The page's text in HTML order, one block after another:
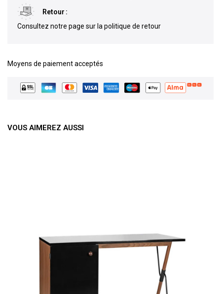
Retour
Consultez notre page sur la politique de retour
Moyens de paiement acceptés
VOUS AIMEREZ AUSSI